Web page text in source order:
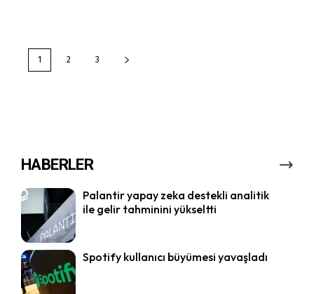
1 2 3
HABERLER
Palantir yapay zeka destekli analitik
ile gelir tahminini yükseltti
Spotify kullanıcı büyümesi yavaşladı